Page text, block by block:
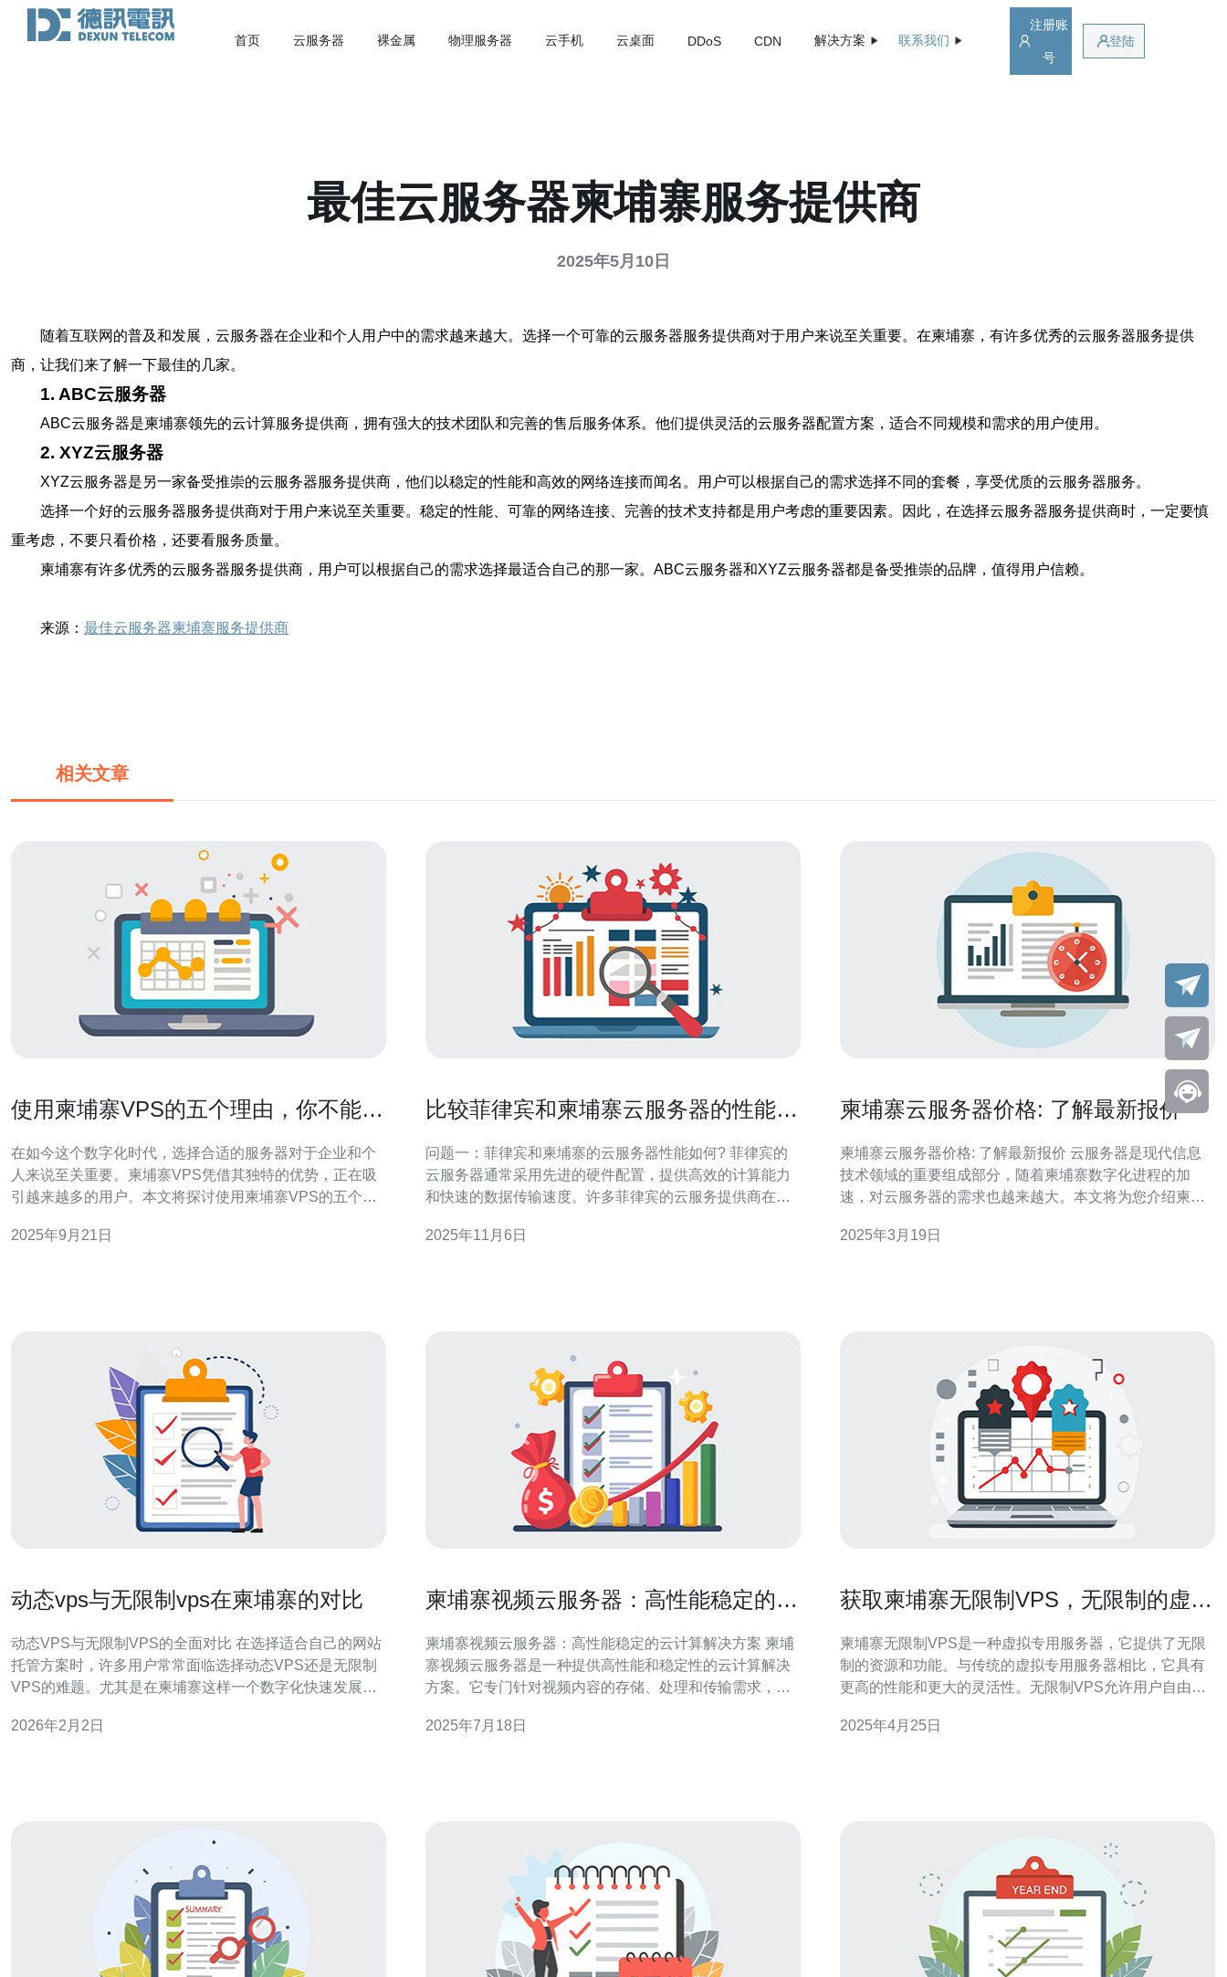
首页 云服务器 裸金属 物理服务器 云手机 云桌面 DDoS CDN 解决方案 联系我们
注册账
号
登陆
最佳云服务器柬埔寨服务提供商
2025年5月10日
随着互联网的普及和发展，云服务器在企业和个人用户中的需求越来越大。选择一个可靠的云服务器服务提供商对于用户来说至关重要。在柬埔寨，有许多优秀的云服务器服务提供
商，让我们来了解一下最佳的几家。
1. ABC云服务器
ABC云服务器是柬埔寨领先的云计算服务提供商，拥有强大的技术团队和完善的售后服务体系。他们提供灵活的云服务器配置方案，适合不同规模和需求的用户使用。
2. XYZ云服务器
XYZ云服务器是另一家备受推崇的云服务器服务提供商，他们以稳定的性能和高效的网络连接而闻名。用户可以根据自己的需求选择不同的套餐，享受优质的云服务器服务。
选择一个好的云服务器服务提供商对于用户来说至关重要。稳定的性能、可靠的网络连接、完善的技术支持都是用户考虑的重要因素。因此，在选择云服务器服务提供商时，一定要慎
重考虑，不要只看价格，还要看服务质量。
柬埔寨有许多优秀的云服务器服务提供商，用户可以根据自己的需求选择最适合自己的那一家。ABC云服务器和XYZ云服务器都是备受推崇的品牌，值得用户信赖。
来源： 最佳云服务器柬埔寨服务提供商
相关文章
使用柬埔寨VPS的五个理由，你不能错
在如今这个数字化时代，选择合适的服务器对于企业和个
人来说至关重要。柬埔寨VPS凭借其独特的优势，正在吸
引越来越多的用户。本文将探讨使用柬埔寨VPS的五个理
VPS的优势是什么？ 首先，使用柬埔寨VPS的一个显著优
2025年9月21日
比较菲律宾和柬埔寨云服务器的性能与
问题一：菲律宾和柬埔寨的云服务器性能如何? 菲律宾的
云服务器通常采用先进的硬件配置，提供高效的计算能力
和快速的数据传输速度。许多菲律宾的云服务提供商在数
比之下，柬埔寨的云服务器在性能上可能略逊一筹，主要
2025年11月6日
柬埔寨云服务器价格: 了解最新报价
柬埔寨云服务器价格: 了解最新报价 云服务器是现代信息
技术领域的重要组成部分，随着柬埔寨数字化进程的加
速，对云服务器的需求也越来越大。本文将为您介绍柬埔
选择。 柬埔寨的云服务器市场竞争激烈，价格也存在一定
2025年3月19日
动态vps与无限制vps在柬埔寨的对比
动态VPS与无限制VPS的全面对比 在选择适合自己的网站
托管方案时，许多用户常常面临选择动态VPS还是无限制
VPS的难题。尤其是在柬埔寨这样一个数字化快速发展的
为您整理的三大精华对比，一起来看看吧！ 1. 性能与资源
2026年2月2日
柬埔寨视频云服务器：高性能稳定的云
柬埔寨视频云服务器：高性能稳定的云计算解决方案 柬埔
寨视频云服务器是一种提供高性能和稳定性的云计算解决
方案。它专门针对视频内容的存储、处理和传输需求，为
计算解决方案时，性能和稳定性是最重要的考虑因素之
2025年7月18日
获取柬埔寨无限制VPS，无限制的虚拟
柬埔寨无限制VPS是一种虚拟专用服务器，它提供了无限
制的资源和功能。与传统的虚拟专用服务器相比，它具有
更高的性能和更大的灵活性。无限制VPS允许用户自由选
无限制VPS提供了许多优势和好处： 无限制的资源：无限
2025年4月25日